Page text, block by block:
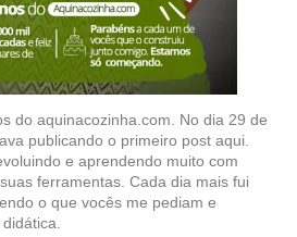
do aquinacozinha.com. No dia 29 de
publicando o primeiro post aqui.
e aprendendo muito com
ferramentas. Cada dia mais fui
o que vocês me pediam e